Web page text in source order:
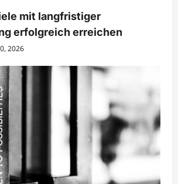
mit langfristiger
erfolgreich erreichen
2026